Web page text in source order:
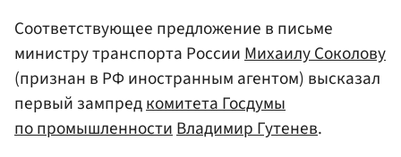
Соответствующее предложение в письме
министру транспорта РоссииМихаилу Соколову
(признан в РФ иностранным агентом) высказал
первый зампредкомитета Госдумы
по промышленностиВладимир Гутенев.